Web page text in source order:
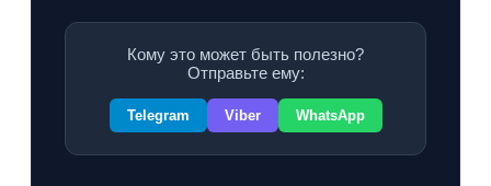
Кому это может быть полезно?
Отправьте ему:
Telegram Viber WhatsApp